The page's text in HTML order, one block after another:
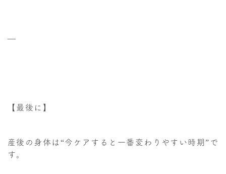
—
【最後に】
産後の身体は“今ケアすると一番変わりやすい時期”で
す。